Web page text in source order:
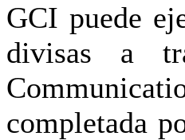
GCI puede
divisas a
completada